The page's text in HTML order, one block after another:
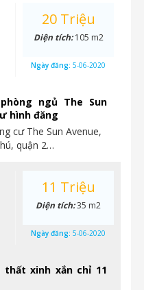
ngủ The Sun
hình đăng
cư The Sun Avenue,
quận 2…
20 Triệu
Diện tích:105 m2
Ngày đăng: 5-06-2020
thất xinh xắn chỉ 11
11 Triệu
Diện tích:35 m2
Ngày đăng: 5-06-2020